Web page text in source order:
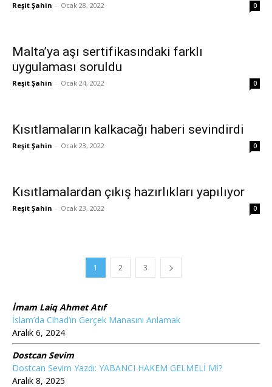
Reşit Şahin - Ocak 28, 2022 0
Malta’ya aşı sertifikasındaki farklı
uygulaması soruldu
Reşit Şahin - Ocak 24, 2022 0
Kısıtlamaların kalkacağı haberi sevindirdi
Reşit Şahin - Ocak 23, 2022 0
Kısıtlamalardan çıkış hazırlıkları yapılıyor
Reşit Şahin - Ocak 23, 2022 0
1 2 3
İmam Laiq Ahmet Atıf
İslam’da Cihad’ın Gerçek Manasını Anlamak
Aralık 6, 2024
Dostcan Sevim
Dostcan Sevim Yazdı: YABANCI HAKEM GELMELİ Mİ?
Aralık 8, 2025